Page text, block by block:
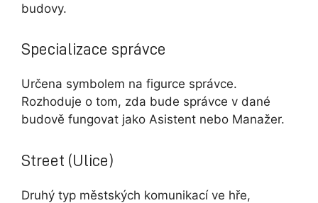
budovy.
Specializace správce
Určena symbolem na figurce správce.
Rozhoduje o tom, zda bude správce v dané
budově fungovat jako Asistent nebo Manažer.
Street (Ulice)
Druhý typ městských komunikací ve hře,